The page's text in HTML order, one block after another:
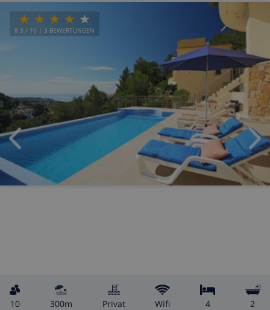
8.3 / 10 | 3 BEWERTUNGEN
10 300m Privat wifi 4 2